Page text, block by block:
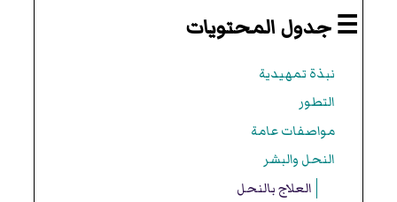
☰ جدول المحتويات
نبذة تمهيدية
التطور
مواصفات عامة
النحل والبشر
العلاج بالنحل